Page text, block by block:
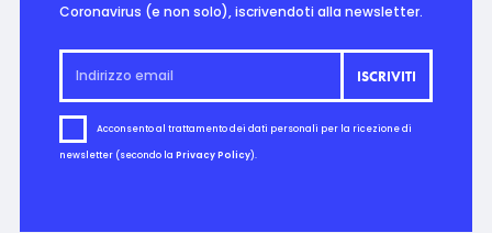
Coronavirus (e non solo), iscrivendoti alla newsletter.
Acconsento al trattamento dei dati personali per la ricezione di
newsletter (secondo la Privacy Policy).